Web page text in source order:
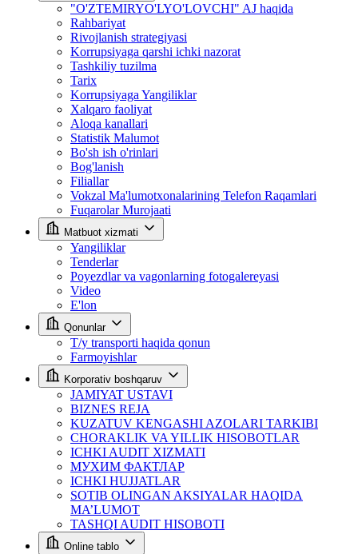
"O'ZTEMIRYO'LYO'LOVCHI" AJ haqida
Rahbariyat
Rivojlanish strategiyasi
Korrupsiyaga qarshi ichki nazorat
Tashkiliy tuzilma
Tarix
Korrupsiyaga Yangiliklar
Xalqaro faoliyat
Aloqa kanallari
Statistik Malumot
Bo'sh ish o'rinlari
Bog'lanish
Filiallar
Vokzal Ma'lumotxonalarining Telefon Raqamlari
Fuqarolar Murojaati
Matbuot xizmati
Yangiliklar
Tenderlar
Poyezdlar va vagonlarning fotogalereyasi
Video
E'lon
Qonunlar
T/y transporti haqida qonun
Farmoyishlar
Korporativ boshqaruv
JAMIYAT USTAVI
BIZNES REJA
KUZATUV KENGASHI AZOLARI TARKIBI
CHORAKLIK VA YILLIK HISOBOTLAR
ICHKI AUDIT XIZMATI
МУХИМ ФАКТЛАР
ICHKI HUJJATLAR
SOTIB OLINGAN AKSIYALAR HAQIDA
MA’LUMOT
TASHQI AUDIT HISOBOTI
Online tablo